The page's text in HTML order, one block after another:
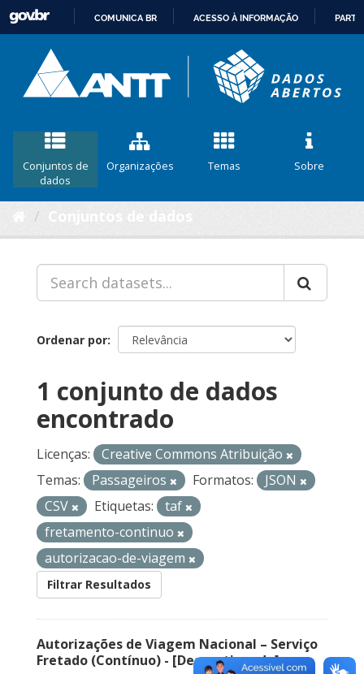
CONTEÚDO
COMUNICA BR ACESSO À INFORMAÇÃO
Conjuntos de
dados
Organizações Temas Sobre
Ordenar por
1 conjunto de dados
encontrado
Licenças:
Creative Commons Atribuição
Temas:
Passageiros Formatos:
JSON
CSV
Etiquetas:
taf
fretamento-continuo
autorizacao-de-viagem
Filtrar Resultados
Autorizações de Viagem Nacional – Serviço
Fretado (Contínuo) - [Descontinuado]